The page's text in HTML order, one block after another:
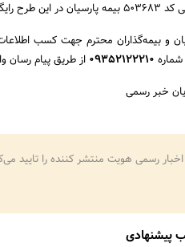
این طرح رایگان است.
و بیمه‌گذاران محترم جهت کسب
شماره 09352122210 از طریق پیام رسان
خبر رسمی
اخبار رسمی هویت منتشر کننده را
پیشنهادی